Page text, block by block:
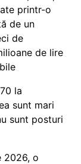
printr-o
de un
de
de lire
la
sunt mari
sunt posturi
2026, o